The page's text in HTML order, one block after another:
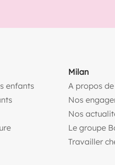
enfants
(ouvre une nouvelle fenêtre)
Milan
A propos
Nos
Nos
Le groupe
Travailler